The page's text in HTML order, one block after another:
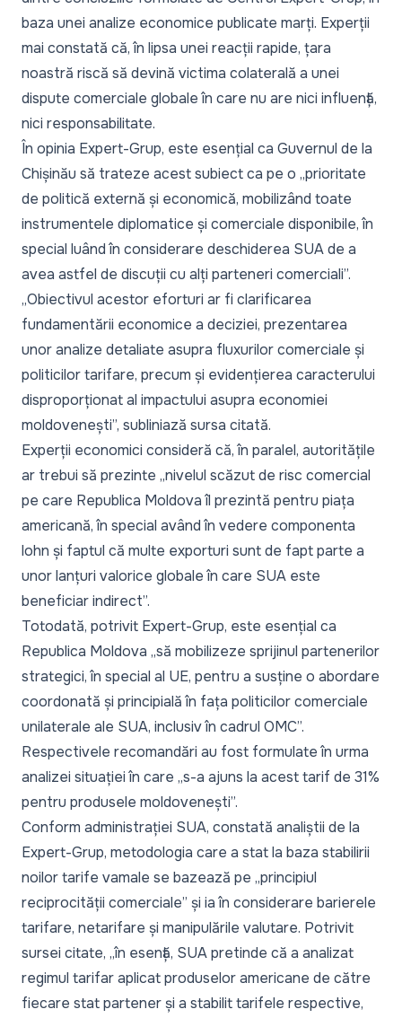
baza unei analize economice publicate marți. Experții
mai constată că, în lipsa unei reacții rapide, țara
noastră riscă să devină victima colaterală a unei
dispute comerciale globale în care nu are nici influență,
nici responsabilitate.
În opinia Expert-Grup, este esențial ca Guvernul de la
Chișinău să trateze acest subiect ca pe o „prioritate
de politică externă și economică, mobilizând toate
instrumentele diplomatice și comerciale disponibile, în
special luând în considerare deschiderea SUA de a
avea astfel de discuții cu alți parteneri comerciali”.
„Obiectivul acestor eforturi ar fi clarificarea
fundamentării economice a deciziei, prezentarea
unor analize detaliate asupra fluxurilor comerciale și
politicilor tarifare, precum și evidențierea caracterului
disproporționat al impactului asupra economiei
moldovenești”, subliniază sursa citată.
Experții economici consideră că, în paralel, autoritățile
ar trebui să prezinte „nivelul scăzut de risc comercial
pe care Republica Moldova îl prezintă pentru piața
americană, în special având în vedere componenta
lohn și faptul că multe exporturi sunt de fapt parte a
unor lanțuri valorice globale în care SUA este
beneficiar indirect”.
Totodată, potrivit Expert-Grup, este esențial ca
Republica Moldova „să mobilizeze sprijinul partenerilor
strategici, în special al UE, pentru a susține o abordare
coordonată și principială în fața politicilor comerciale
unilaterale ale SUA, inclusiv în cadrul OMC”.
Respectivele recomandări au fost formulate în urma
analizei situației în care „s-a ajuns la acest tarif de 31%
pentru produsele moldovenești”.
Conform administrației SUA, constată analiștii de la
Expert-Grup, metodologia care a stat la baza stabilirii
noilor tarife vamale se bazează pe „principiul
reciprocității comerciale” și ia în considerare barierele
tarifare, netarifare și manipulările valutare. Potrivit
sursei citate, „în esență, SUA pretinde că a analizat
regimul tarifar aplicat produselor americane de către
fiecare stat partener și a stabilit tarifele respective,